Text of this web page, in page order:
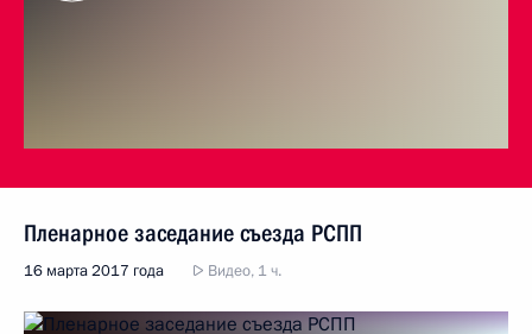
Пленарное заседание съезда РСПП
16 марта 2017 года Видео, 1 ч.